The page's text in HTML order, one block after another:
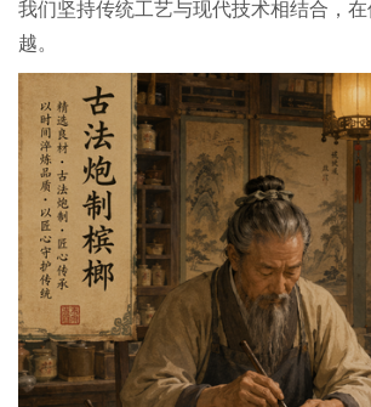
我们坚持传统工艺与现代技术相结合，
越。